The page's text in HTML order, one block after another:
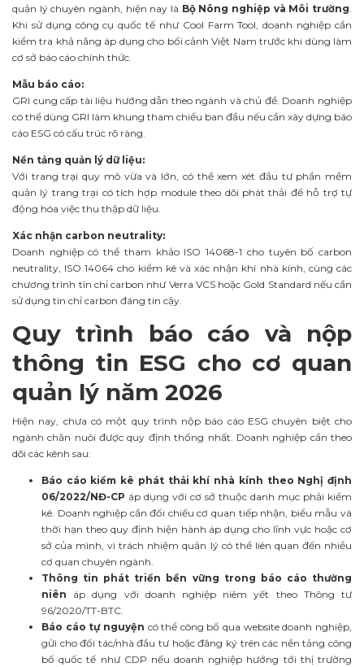
quản lý chuyên ngành, hiện nay là Bộ Nông nghiệp và Môi trường.
Khi sử dụng công cụ quốc tế như Cool Farm Tool, doanh nghiệp cần
kiểm tra khả năng áp dụng cho bối cảnh Việt Nam trước khi dùng làm
cơ sở báo cáo chính thức.
Mẫu báo cáo:
GRI cung cấp tài liệu hướng dẫn theo ngành và chủ đề. Doanh nghiệp
có thể dùng GRI làm khung tham chiếu ban đầu nếu cần xây dựng báo
cáo ESG có cấu trúc rõ ràng.
Nền tảng quản lý dữ liệu:
Với trang trại quy mô vừa và lớn, có thể xem xét đầu tư phần mềm
quản lý trang trại có tích hợp module theo dõi phát thải để hỗ trợ tự
động hóa việc thu thập dữ liệu.
Xác nhận carbon neutrality:
Doanh nghiệp có thể tham khảo ISO 14068-1 cho tuyên bố carbon
neutrality, ISO 14064 cho kiểm kê và xác nhận khí nhà kính, cùng các
chương trình tín chỉ carbon như Verra VCS hoặc Gold Standard nếu cần
sử dụng tín chỉ carbon đáng tin cậy.
Quy trình báo cáo và nộp
thông tin ESG cho cơ quan
quản lý năm 2026
Hiện nay, chưa có một quy trình nộp báo cáo ESG chuyên biệt cho
ngành chăn nuôi được quy định thống nhất. Doanh nghiệp cần theo
dõi các kênh sau:
Báo cáo kiểm kê phát thải khí nhà kính theo Nghị định
06/2022/NĐ-CP áp dụng với cơ sở thuộc danh mục phải kiểm
kê. Doanh nghiệp cần đối chiếu cơ quan tiếp nhận, biểu mẫu và
thời hạn theo quy định hiện hành áp dụng cho lĩnh vực hoặc cơ
sở của mình, vì trách nhiệm quản lý có thể liên quan đến nhiều
cơ quan chuyên ngành.
Thông tin phát triển bền vững trong báo cáo thường
niên áp dụng với doanh nghiệp niêm yết theo Thông tư
96/2020/TT-BTC.
Báo cáo tự nguyện có thể công bố qua website doanh nghiệp,
gửi cho đối tác/nhà đầu tư hoặc đăng ký trên các nền tảng công
bố quốc tế như CDP nếu doanh nghiệp hướng tới thị trường